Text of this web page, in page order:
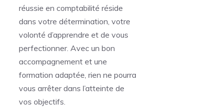
réussie en comptabilité réside
dans votre détermination, votre
volonté d’apprendre et de vous
perfectionner. Avec un bon
accompagnement et une
formation adaptée, rien ne pourra
vous arrêter dans l’atteinte de
vos objectifs.